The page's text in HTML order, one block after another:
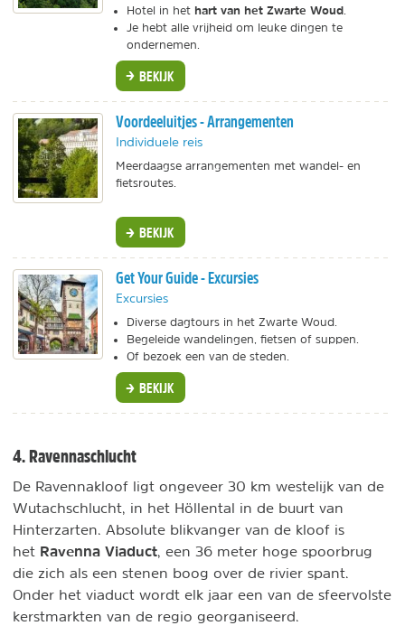
Hotel in het hart van het Zwarte Woud
Je hebt alle vrijheid om leuke dingen te
ondernemen.
BEKIJK
Voordeeluitjes - Arrangementen
Individuele reis
Meerdaagse arrangementen met wandel- en
fietsroutes.
BEKIJK
Get Your Guide - Excursies
Excursies
Diverse dagtours in het Zwarte Woud.
Begeleide wandelingen, fietsen of suppen.
Of bezoek een van de steden.
BEKIJK
4. Ravennaschlucht
De Ravennakloof ligt ongeveer 30 km westelijk van de
Wutachschlucht, in het Höllental in de buurt van
Hinterzarten. Absolute blikvanger van de kloof is
het Ravenna Viaduct, een 36 meter hoge spoorbrug
die zich als een stenen boog over de rivier spant.
Onder het viaduct wordt elk jaar een van de sfeervolste
kerstmarkten van de regio georganiseerd.